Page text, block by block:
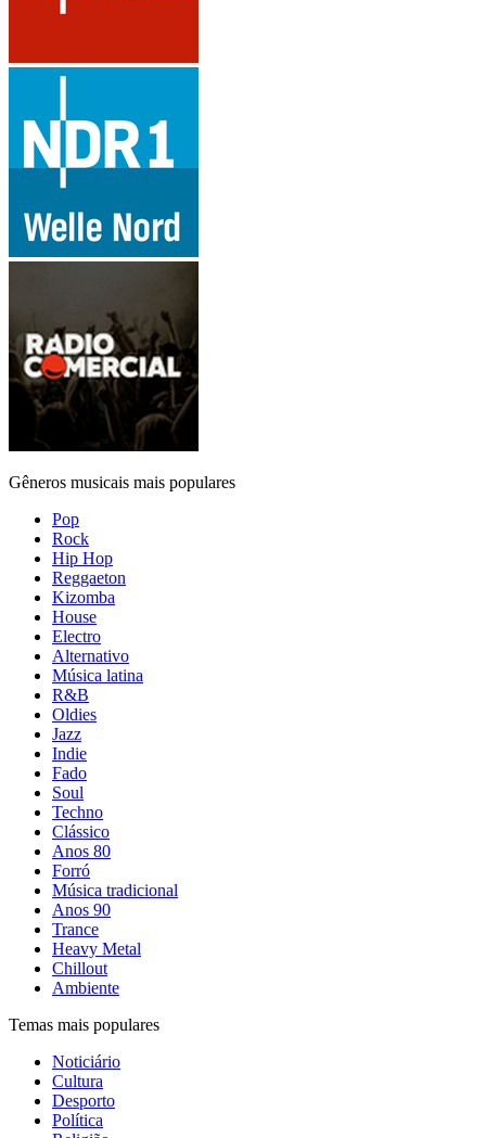
Gêneros musicais mais populares
Pop
Rock
Hip Hop
Reggaeton
Kizomba
House
Electro
Alternativo
Música latina
R&B
Oldies
Jazz
Indie
Fado
Soul
Techno
Clássico
Anos 80
Forró
Música tradicional
Anos 90
Trance
Heavy Metal
Chillout
Ambiente
Temas mais populares
Noticiário
Cultura
Desporto
Política